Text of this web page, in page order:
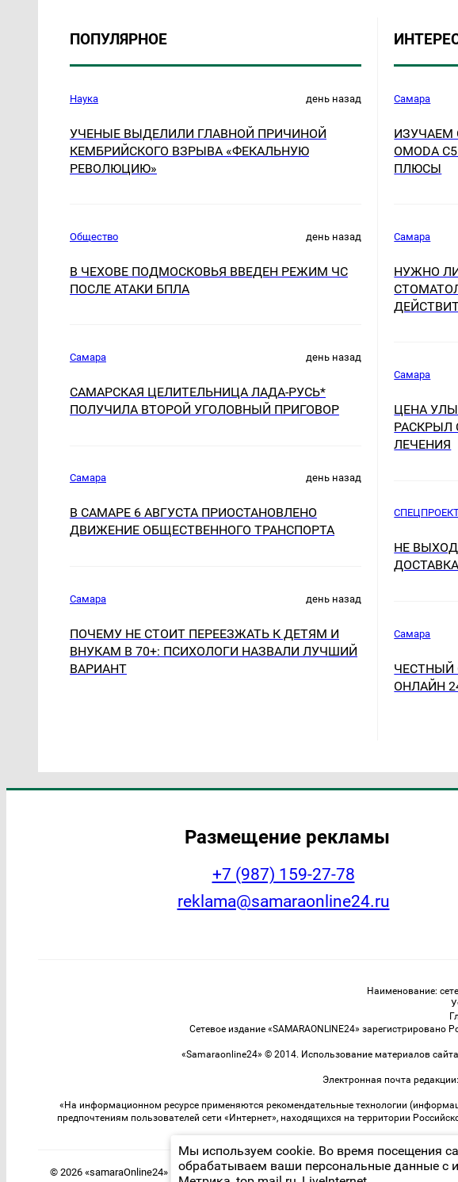
ПОПУЛЯРНОЕ
Наука день назад
УЧЕНЫЕ ВЫДЕЛИЛИ ГЛАВНОЙ ПРИЧИНОЙ
КЕМБРИЙСКОГО ВЗРЫВА «ФЕКАЛЬНУЮ
РЕВОЛЮЦИЮ»
Общество день назад
В ЧЕХОВЕ ПОДМОСКОВЬЯ ВВЕДЕН РЕЖИМ ЧС
ПОСЛЕ АТАКИ БПЛА
Самара день назад
САМАРСКАЯ ЦЕЛИТЕЛЬНИЦА ЛАДА-РУСЬ*
ПОЛУЧИЛА ВТОРОЙ УГОЛОВНЫЙ ПРИГОВОР
Самара день назад
В САМАРЕ 6 АВГУСТА ПРИОСТАНОВЛЕНО
ДВИЖЕНИЕ ОБЩЕСТВЕННОГО ТРАНСПОРТА
Самара день назад
ПОЧЕМУ НЕ СТОИТ ПЕРЕЕЗЖАТЬ К ДЕТЯМ И
ВНУКАМ В 70+: ПСИХОЛОГИ НАЗВАЛИ ЛУЧШИЙ
ВАРИАНТ
Самара
ИЗУЧАЕМ
OMODA
ПЛЮСЫ
Самара
НУЖНО
Самара
ЦЕНА
РАСКРЫЛ
ЛЕЧЕНИЯ
НЕ
Самара
ЧЕСТНЫЙ
ОНЛАЙН
Размещение рекламы
+7 (987) 159-27-78
reklama@samaraonline24.ru
Наименование:
Сетевое издание «SAMARAONLINE24»
«Samaraonline24» © 2014. Использование материалов
Электронная почта
«На информационном ресурсе применяются рекомендательные технологии
предпочтениям пользователей сети «Интернет», находящихся на территории
© 2026 «samaraOnline24» | Все права защищены
Мы используем cookie. Во время посещения
обрабатываем ваши персональные данные с